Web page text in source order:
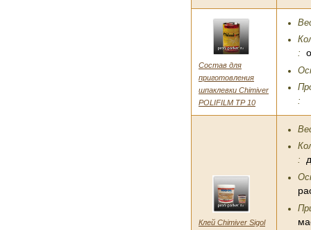
Состав для
приготовления
шпаклевки Chimiver
POLIFILM TP 10
:
:
Клей Chimiver Sigol
: